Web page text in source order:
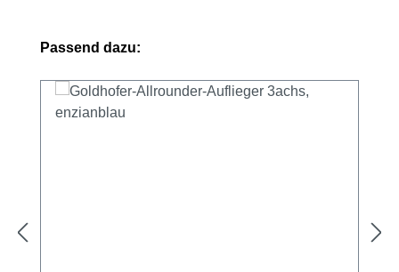
Produktgalerie überspringen
Passend dazu: